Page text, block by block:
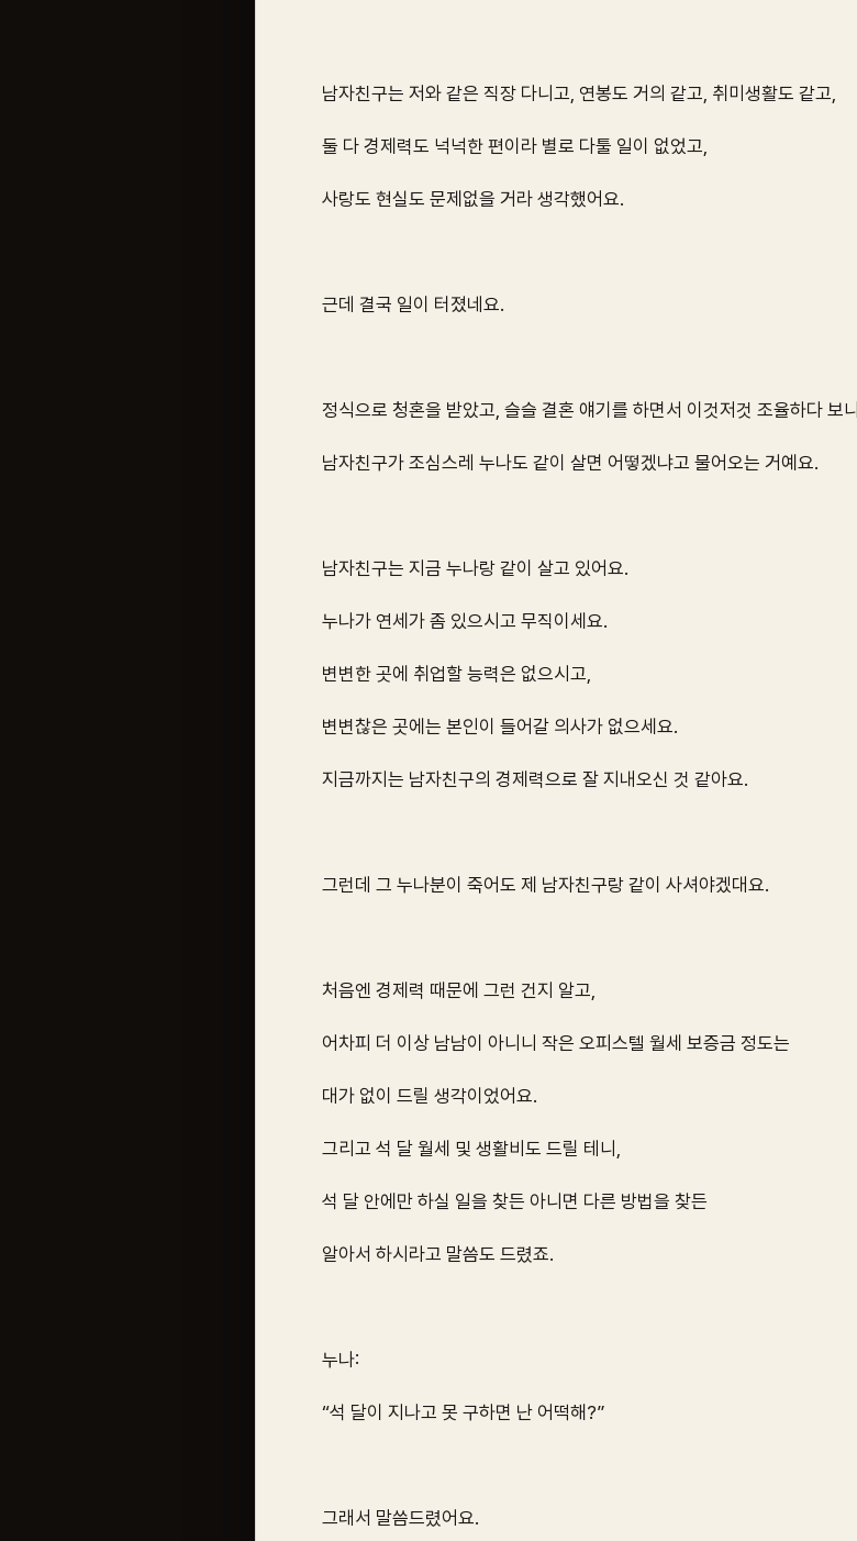
남자친구는 저와 같은 직장 다니고, 연봉도 거의 같고, 취미생활도 같고,
둘 다 경제력도 넉넉한 편이라 별로 다툴 일이 없었고,
사랑도 현실도 문제없을 거라 생각했어요.
근데 결국 일이 터졌네요.
정식으로 청혼을 받았고, 슬슬 결혼 얘기를 하면서 이것저것 조율하다 보니
남자친구가 조심스레 누나도 같이 살면 어떻겠냐고 물어오는 거예요.
남자친구는 지금 누나랑 같이 살고 있어요.
누나가 연세가 좀 있으시고 무직이세요.
변변한 곳에 취업할 능력은 없으시고,
변변찮은 곳에는 본인이 들어갈 의사가 없으세요.
지금까지는 남자친구의 경제력으로 잘 지내오신 것 같아요.
그런데 그 누나분이 죽어도 제 남자친구랑 같이 사셔야겠대요.
처음엔 경제력 때문에 그런 건지 알고,
어차피 더 이상 남남이 아니니 작은 오피스텔 월세 보증금 정도는
대가 없이 드릴 생각이었어요.
그리고 석 달 월세 및 생활비도 드릴 테니,
석 달 안에만 하실 일을 찾든 아니면 다른 방법을 찾든
알아서 하시라고 말씀도 드렸죠.
누나:
“석 달이 지나고 못 구하면 난 어떡해?”
그래서 말씀드렸어요.